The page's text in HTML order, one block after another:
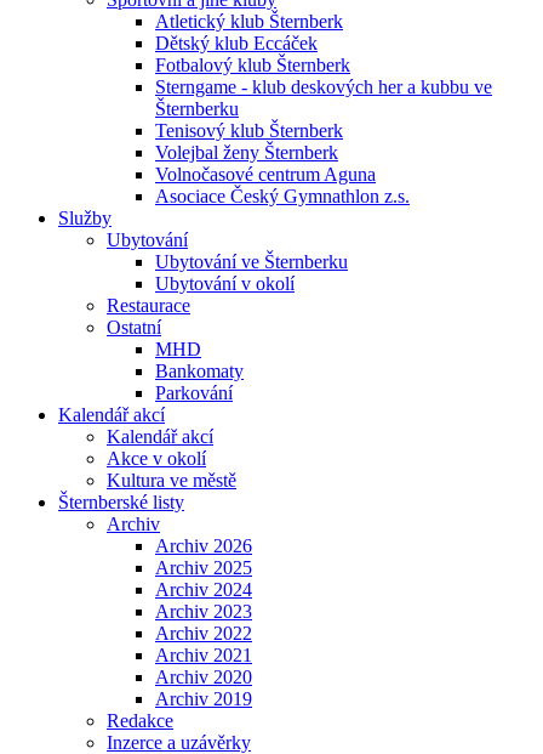
Atletický klub Šternberk
Dětský klub Eccáček
Fotbalový klub Šternberk
Sterngame - klub deskových her a kubbu ve
Šternberku
Tenisový klub Šternberk
Volejbal ženy Šternberk
Volnočasové centrum Aguna
Asociace Český Gymnathlon z.s.
Služby
Ubytování
Ubytování ve Šternberku
Ubytování v okolí
Restaurace
Ostatní
MHD
Bankomaty
Parkování
Kalendář akcí
Kalendář akcí
Akce v okolí
Kultura ve městě
Šternberské listy
Archiv
Archiv 2026
Archiv 2025
Archiv 2024
Archiv 2023
Archiv 2022
Archiv 2021
Archiv 2020
Archiv 2019
Redakce
Inzerce a uzávěrky